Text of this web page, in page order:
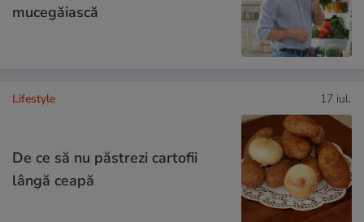
mucegăiască
Lifestyle 17 iul.
De ce să nu păstrezi cartofii
lângă ceapă